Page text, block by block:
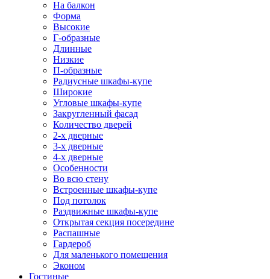
На балкон
Форма
Высокие
Г-образные
Длинные
Низкие
П-образные
Радиусные шкафы-купе
Широкие
Угловые шкафы-купе
Закругленный фасад
Количество дверей
2-х дверные
3-х дверные
4-х дверные
Особенности
Во всю стену
Встроенные шкафы-купе
Под потолок
Раздвижные шкафы-купе
Открытая секция посередине
Распашные
Гардероб
Для маленького помещения
Эконом
Гостиные